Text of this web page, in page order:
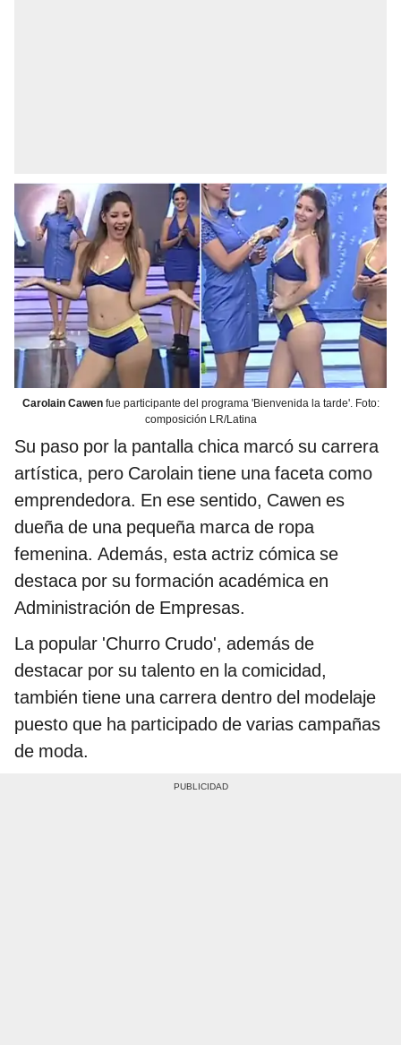
Carolain Cawenfue participante del programa 'Bienvenida la tarde'. Foto:
composición LR/Latina
Su paso por la pantalla chica marcó su carrera
artística, pero Carolain tiene una faceta como
emprendedora. En ese sentido, Cawen es
dueña de una pequeña marca de ropa
femenina. Además, esta actriz cómica se
destaca por su formación académica en
Administración de Empresas.
La popular 'Churro Crudo', además de
destacar por su talento en la comicidad,
también tiene una carrera dentro del modelaje
puesto que ha participado de varias campañas
de moda.